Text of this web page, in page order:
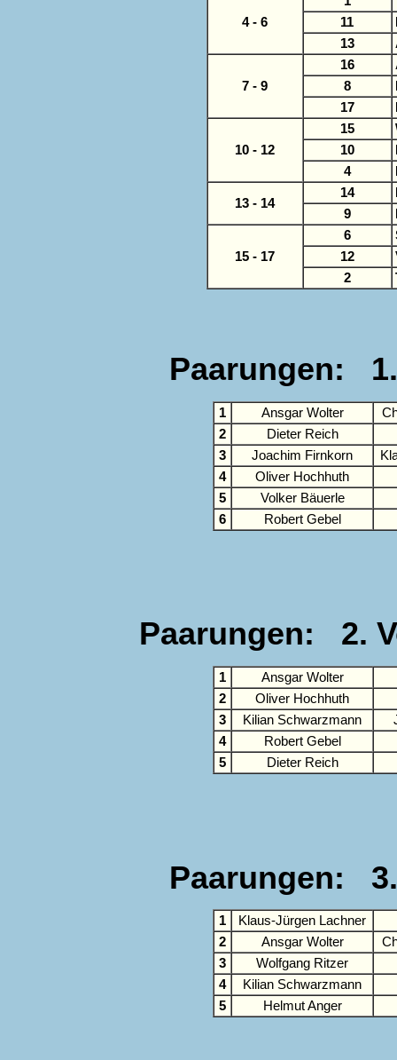
4 - 6
11
13
7 - 9
16
8
17
10 - 12
15
10
4
13 - 14
14
9
15 - 17
6
12
2
Paarungen:
1 Ansgar Wolter
2
Dieter Reich
3
Joachim Firnkorn
4
Oliver Hochhuth
5
Volker Bäuerle
6
Robert Gebel
Paarungen: 2.
1
Ansgar Wolter
2
Oliver Hochhuth
3
Kilian Schwarzmann
4
Robert Gebel
5
Dieter Reich
Paarungen:
1 Klaus-Jürgen Lachner
2
Ansgar Wolter
3
Wolfgang Ritzer
4
Kilian Schwarzmann
5
Helmut Anger